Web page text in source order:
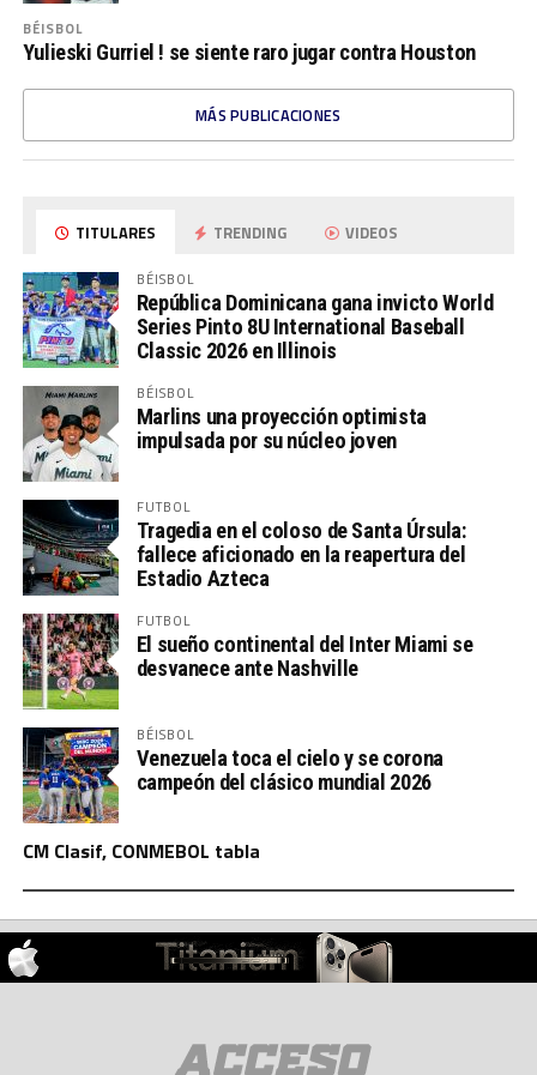
BÉISBOL
Yulieski Gurriel ! se siente raro jugar contra Houston
MÁS PUBLICACIONES
TITULARES TRENDING VIDEOS
BÉISBOL
República Dominicana gana invicto World
Series Pinto 8U International Baseball
Classic 2026 en Illinois
BÉISBOL
Marlins una proyección optimista
impulsada por su núcleo joven
FUTBOL
Tragedia en el coloso de Santa Úrsula:
fallece aficionado en la reapertura del
Estadio Azteca
FUTBOL
El sueño continental del Inter Miami se
desvanece ante Nashville
BÉISBOL
Venezuela toca el cielo y se corona
campeón del clásico mundial 2026
CM Clasif, CONMEBOL tabla